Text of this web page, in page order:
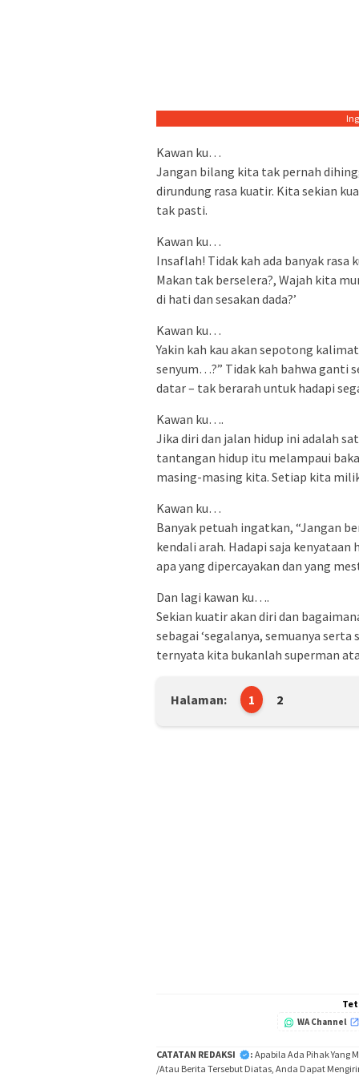
Kawan ku…
Jangan bilang kita tak pernah
dirundung rasa kuatir. Kita sekian
tak pasti.
Kawan ku…
Insaflah! Tidak kah ada banyak
Makan tak berselera?, Wajah kita
di hati dan sesakan dada?’
Kawan ku…
Yakin kah kau akan sepotong
senyum…?” Tidak kah bahwa ganti
datar – tak berarah untuk hadapi
Kawan ku….
Jika diri dan jalan hidup ini adalah
tantangan hidup itu melampaui
masing-masing kita. Setiap kita
Kawan ku…
Banyak petuah ingatkan, “Jangan
kendali arah. Hadapi saja kenyataan
apa yang dipercayakan dan yang
Dan lagi kawan ku….
Sekian kuatir akan diri dan
sebagai ‘segalanya, semuanya
ternyata kita bukanlah superman
Halaman: 1 2
WA Channel
CATATAN REDAKSI : Apabila Ada Pihak Yang
/Atau Berita Tersebut Diatas, Anda Dapat